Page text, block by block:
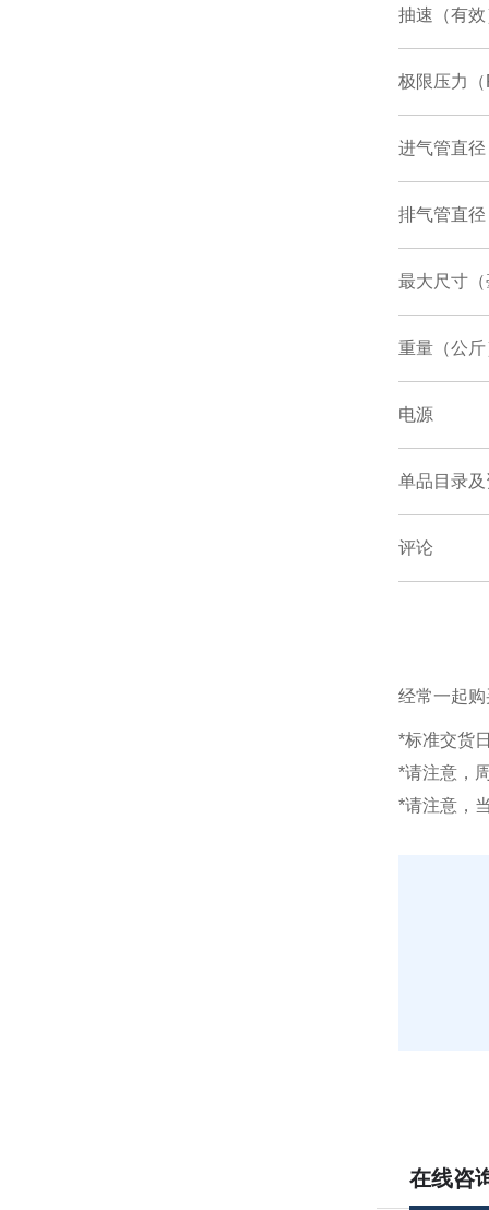
抽速（有效
极限压力
进气管直径
排气管直径
最大尺寸
重量（公斤
电源
单品目录及
评论
经常一起
*标准交货
*请注意，
*请注意，
在线咨